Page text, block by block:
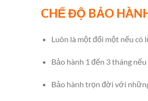
CHẾ ĐỘ BẢO
Luôn là một đổi một nếu có
Bảo hành 1 đến 3 tháng
Bảo hành trọn đời với